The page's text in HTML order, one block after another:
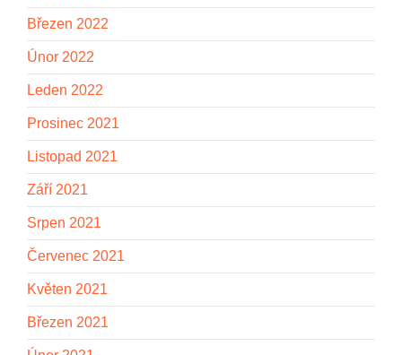
Březen 2022
Únor 2022
Leden 2022
Prosinec 2021
Listopad 2021
Září 2021
Srpen 2021
Červenec 2021
Květen 2021
Březen 2021